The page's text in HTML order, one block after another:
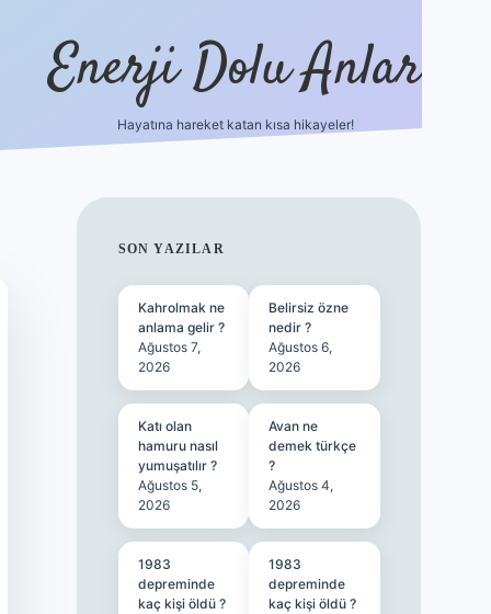
Enerji Dolu Anlar
Hayatına hareket katan kısa hikayeler!
SIDEBAR
SON YAZILAR
Kahrolmak ne
anlama gelir ?
Ağustos 7,
2026
Belirsiz özne
nedir ?
Ağustos 6,
2026
Katı olan
hamuru nasıl
yumuşatılır ?
Ağustos 5,
2026
Avan ne
demek türkçe
?
Ağustos 4,
2026
1983
depreminde
kaç kişi öldü ?
1983
depreminde
kaç kişi öldü ?
betexper güncel